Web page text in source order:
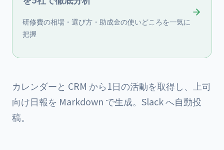
研修費の相場・選び方・助成金の使いどころを一気に
把握
カレンダーと CRM から1日の活動を取得し、上司
向け日報を Markdown で生成。Slack へ自動投
稿。